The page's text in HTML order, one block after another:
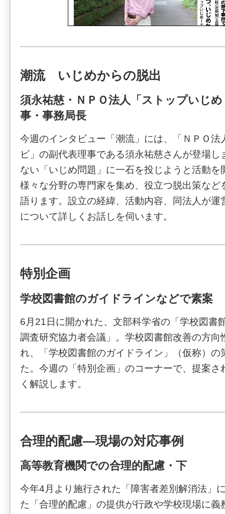
潮流 いじめからの脱出
須永祐慈・ＮＰＯ法人「ストップいじ
事・事務局長
今週のインタビュー「潮流」には、「ＮＰＯ法
ビ」の副代表理事である須永祐慈さんが登場し
ない「いじめ問題」に一石を投じようと活動を
様々な分野の専門家を集め、役立つ脱出策など
語ります。設立の経緯、活動内容、同法人が運
について詳しくお話しを伺います。
特別企画
学校図書館のガイドラインなどで素案
6月21日に開かれた、文部科学省の「学校図書
調査研究協力者会議」。学校図書館改善の方向
れ、「学校図書館のガイドライン」（仮称）の
た。今週の「特別企画」のコーナーで、提案さ
く解説します。
合理的配慮―現場の対応事例
高等教育機関での合理的配慮・下
今年4月より施行された「障害者差別解消法」
た「合理的配慮」の提供が行政や学校現場に義